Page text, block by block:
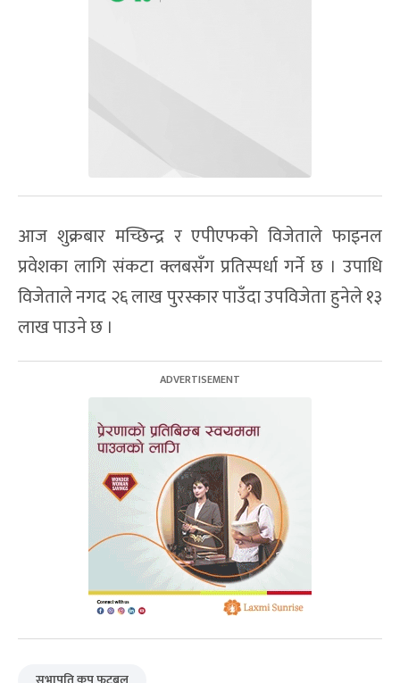
आज शुक्रबार मच्छिन्द्र र एपीएफको विजेताले फाइनल
प्रवेशका लागि संकटा क्लबसँग प्रतिस्पर्धा गर्ने छ । उपाधि
विजेताले नगद २६ लाख पुरस्कार पाउँदा उपविजेता हुनेले १३
लाख पाउने छ ।